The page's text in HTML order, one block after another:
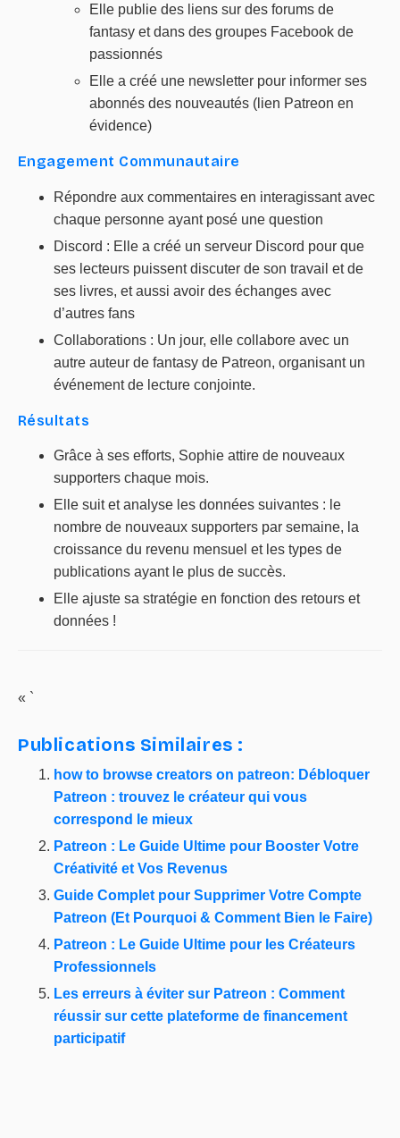
Elle publie des liens sur des forums de
fantasy et dans des groupes Facebook de
passionnés
Elle a créé une newsletter pour informer ses
abonnés des nouveautés (lien Patreon en
évidence)
Engagement Communautaire
Répondre aux commentaires en interagissant avec
chaque personne ayant posé une question
Discord : Elle a créé un serveur Discord pour que
ses lecteurs puissent discuter de son travail et de
ses livres, et aussi avoir des échanges avec
d’autres fans
Collaborations : Un jour, elle collabore avec un
autre auteur de fantasy de Patreon, organisant un
événement de lecture conjointe.
Résultats
Grâce à ses efforts, Sophie attire de nouveaux
supporters chaque mois.
Elle suit et analyse les données suivantes : le
nombre de nouveaux supporters par semaine, la
croissance du revenu mensuel et les types de
publications ayant le plus de succès.
Elle ajuste sa stratégie en fonction des retours et
données !
« `
Publications Similaires :
how to browse creators on patreon: Débloquer
Patreon : trouvez le créateur qui vous
correspond le mieux
Patreon : Le Guide Ultime pour Booster Votre
Créativité et Vos Revenus
Guide Complet pour Supprimer Votre Compte
Patreon (Et Pourquoi & Comment Bien le Faire)
Patreon : Le Guide Ultime pour les Créateurs
Professionnels
Les erreurs à éviter sur Patreon : Comment
réussir sur cette plateforme de financement
participatif